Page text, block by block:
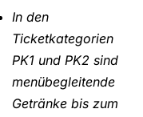
In den
Ticketkategorien
PK1 und PK2 sind
menübegleitende
Getränke bis zum